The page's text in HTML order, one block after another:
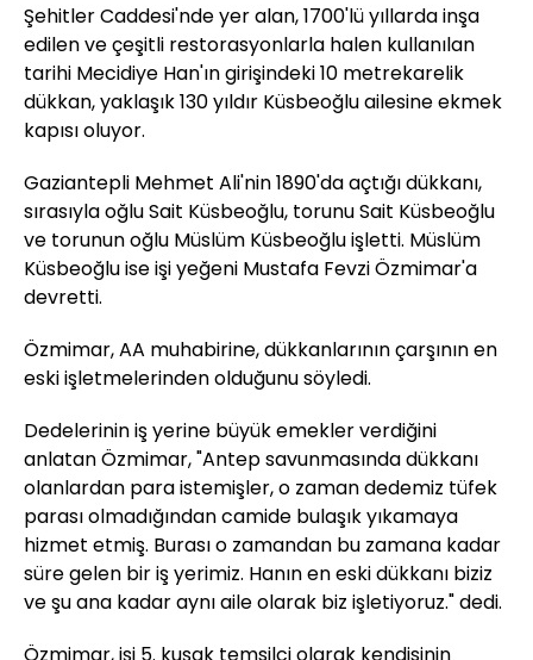
Şehitler Caddesi'nde yer alan, 1700'lü yıllarda inşa
edilen ve çeşitli restorasyonlarla halen kullanılan
tarihi Mecidiye Han'ın girişindeki 10 metrekarelik
dükkan, yaklaşık 130 yıldır Küsbeoğlu ailesine ekmek
kapısı oluyor.
​​​​​​​Gaziantepli Mehmet Ali'nin 1890'da açtığı dükkanı,
sırasıyla oğlu Sait Küsbeoğlu, torunu Sait Küsbeoğlu
ve torunun oğlu Müslüm Küsbeoğlu işletti. Müslüm
Küsbeoğlu ise işi yeğeni Mustafa Fevzi Özmimar'a
devretti.
Özmimar, AA muhabirine, dükkanlarının çarşının en
eski işletmelerinden olduğunu söyledi.
Dedelerinin iş yerine büyük emekler verdiğini
anlatan Özmimar, "Antep savunmasında dükkanı
olanlardan para istemişler, o zaman dedemiz tüfek
parası olmadığından camide bulaşık yıkamaya
hizmet etmiş. Burası o zamandan bu zamana kadar
süre gelen bir iş yerimiz. Hanın en eski dükkanı biziz
ve şu ana kadar aynı aile olarak biz işletiyoruz." dedi.
Özmimar, işi 5. kuşak temsilci olarak kendisinin